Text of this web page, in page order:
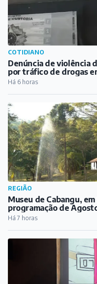
COTIDIANO
Denúncia de violência
por tráfico de drogas
Há 6 horas
REGIÃO
Museu de Cabangu,
programação de
Há 7 horas